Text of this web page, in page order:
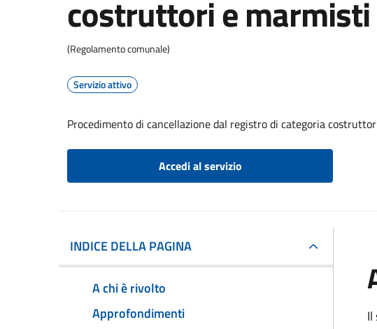
costruttori e marmisti
(Regolamento comunale)
Servizio attivo
Procedimento di cancellazione dal registro di categoria
Accedi al servizio
INDICE DELLA PAGINA
A chi è rivolto
Approfondimenti